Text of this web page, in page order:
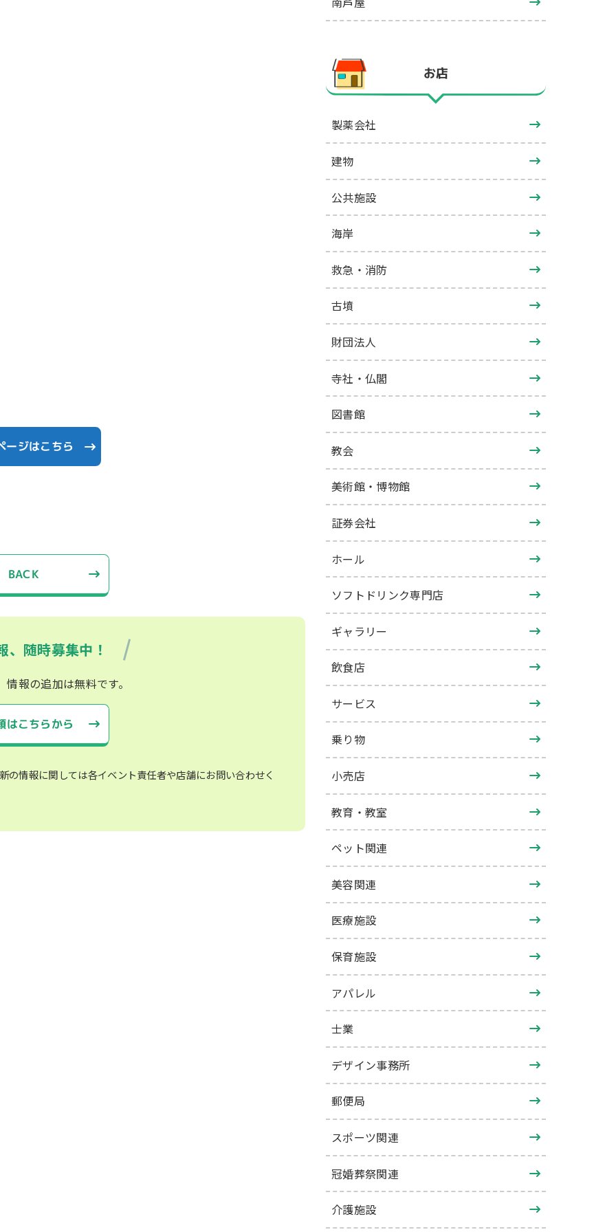
ージはこちら
BACK
、随時募集中！
報の追加は無料です。
はこちらから
情報に関しては各イベント責任者や店舗にお問い合わせく
お店
製薬会社
建物
公共施設
海岸
救急・消防
古墳
財団法人
寺社・仏閣
図書館
教会
美術館・博物館
証券会社
ホール
ソフトドリンク専門店
ギャラリー
飲食店
サービス
乗り物
小売店
教育・教室
ペット関連
美容関連
医療施設
保育施設
アパレル
士業
デザイン事務所
郵便局
スポーツ関連
冠婚葬祭関連
介護施設